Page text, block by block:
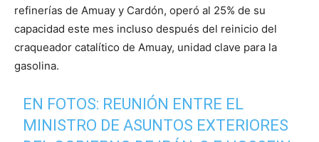
refinerías de Amuay y Cardón, operó al 25% de su
capacidad este mes incluso después del reinicio del
craqueador catalítico de Amuay, unidad clave para la
gasolina.
EN FOTOS: REUNIÓN ENTRE EL
MINISTRO DE ASUNTOS EXTERIORES